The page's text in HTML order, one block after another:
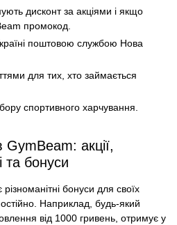
дисконт за акціями і якщо
промокод.
поштовою службою Нова
для тих, хто займається
спортивного харчування.
акції,
та бонуси
бонуси для своїх
Наприклад, будь-який
від 1000 гривень, отримує у